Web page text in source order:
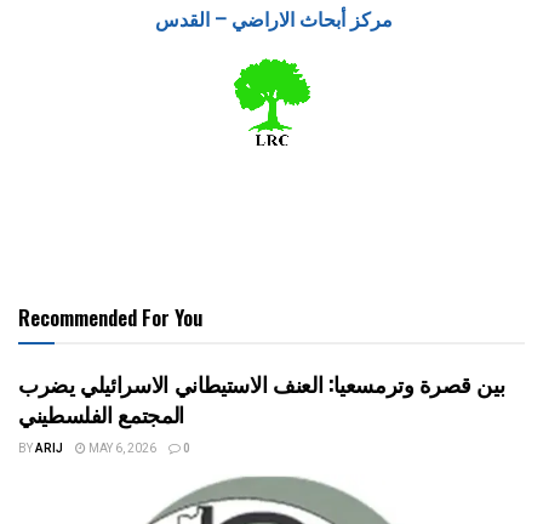
مركز أبحاث الاراضي – القدس
Recommended For You
بين قصرة وترمسعيا: العنف الاستيطاني الاسرائيلي يضرب
المجتمع الفلسطيني
BYARIJ MAY 6, 2026 0